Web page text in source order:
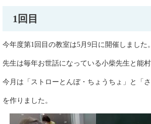
1回目
今年度第1回目の教室は5月9日に開催しました。
先生は毎年お世話になっている小柴先生と能村
今月は「ストローとんぼ・ちょうちょ」と「さ
を作りました。